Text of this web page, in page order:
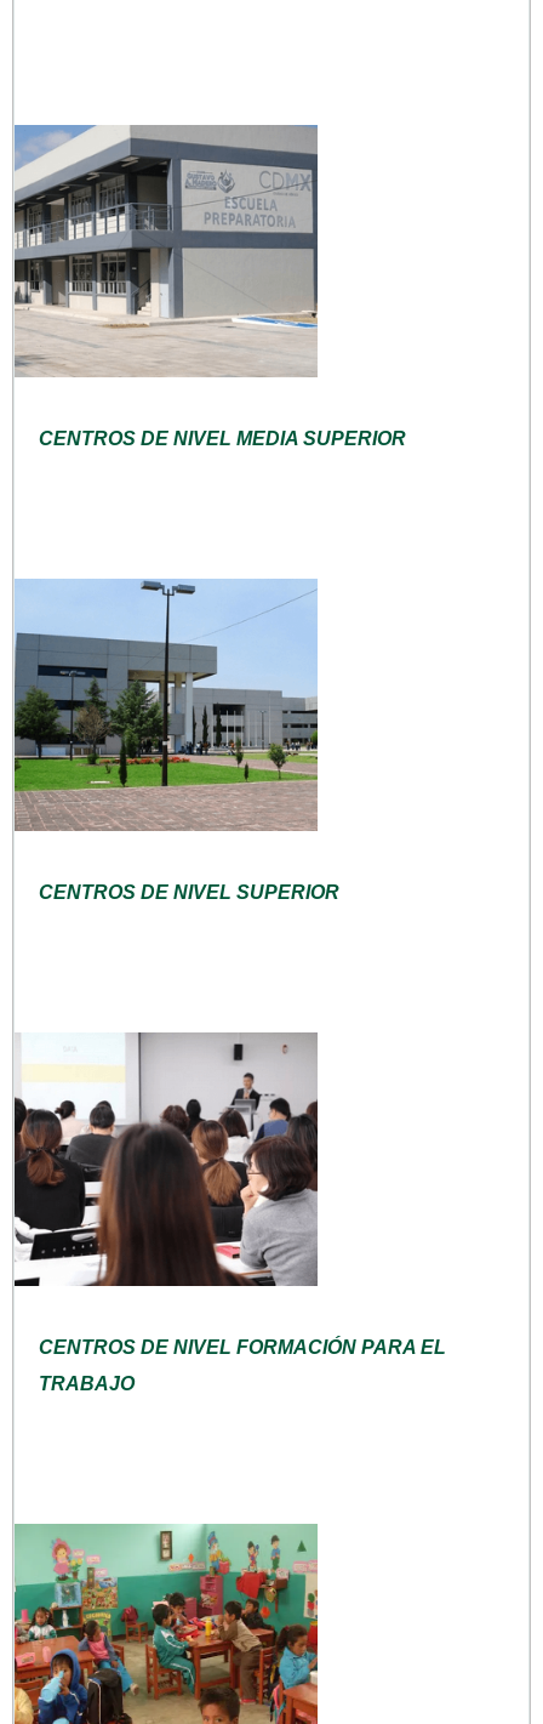
CENTROS DE NIVEL MEDIA SUPERIOR
CENTROS DE NIVEL SUPERIOR
CENTROS DE NIVEL FORMACIÓN PARA EL
TRABAJO